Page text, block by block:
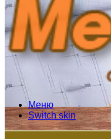
Меню
Switch skin